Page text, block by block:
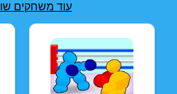
עוד משחקים